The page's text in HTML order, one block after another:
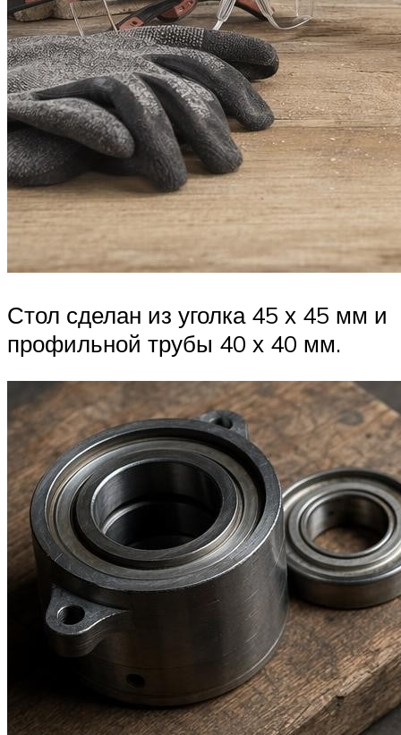
Стол сделан из уголка 45 х 45 мм и
профильной трубы 40 х 40 мм.